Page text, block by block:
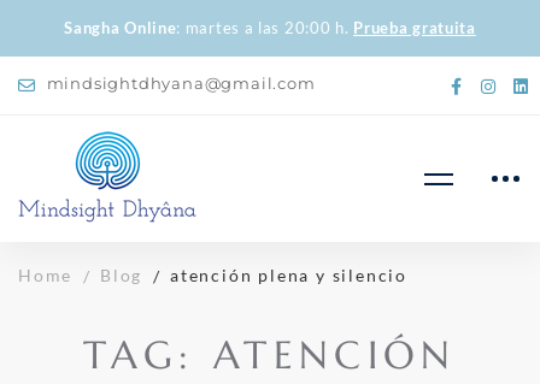
Sangha Online: martes a las 20:00 h. Prueba gratuita
mindsightdhyana@gmail.com
Home Blog atención plena y silencio
TAG: ATENCIÓN